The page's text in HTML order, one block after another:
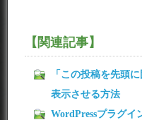
【関連記事】
「この投稿を先頭
表示させる方法
WordPressプラグイ